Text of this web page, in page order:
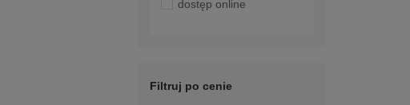
dostęp online
Filtruj po cenie